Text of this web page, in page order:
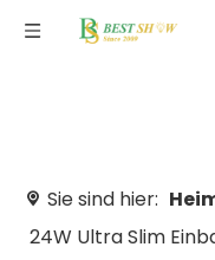
Sie sind hier:
24W Ultra Slim